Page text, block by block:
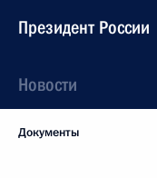
Президент России
Новости
Документы